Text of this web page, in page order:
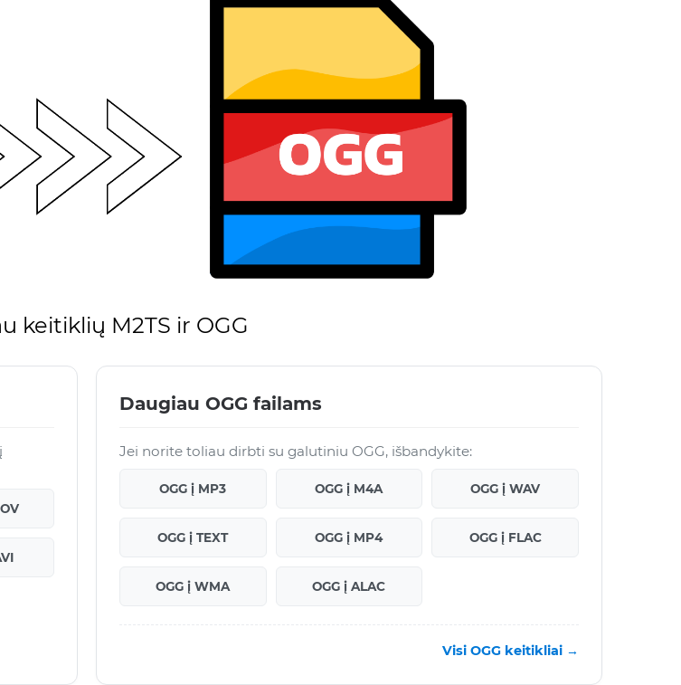
keitiklių M2TS ir OGG
Daugiau OGG failams
Jei norite toliau dirbti su galutiniu OGG, išbandykite:
OGG į MP3 OGG į M4A OGG į WAV
OGG į TEXT OGG į MP4 OGG į FLAC
OGG į WMA OGG į ALAC
Visi OGG keitikliai →